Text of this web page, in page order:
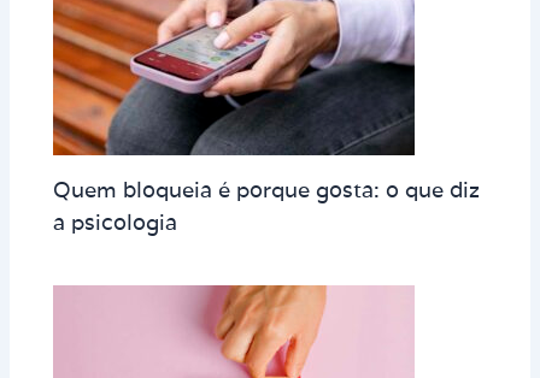
Quem bloqueia é porque gosta: o que diz
a psicologia